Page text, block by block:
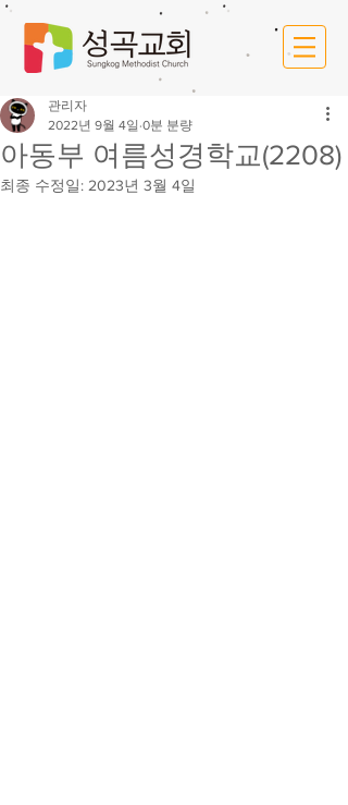
아동부 여름성경학교(2208)
관리자
2022년 9월 4일 0분 분량
최종 수정일: 2023년 3월 4일